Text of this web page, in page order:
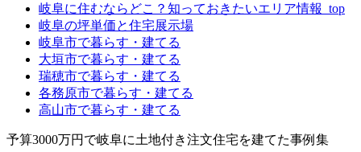
岐阜に住むならどこ？知っておきたいエリア情報_top
岐阜の坪単価と住宅展示場
岐阜市で暮らす・建てる
大垣市で暮らす・建てる
瑞穂市で暮らす・建てる
各務原市で暮らす・建てる
高山市で暮らす・建てる
予算3000万円で岐阜に土地付き注文住宅を建てた事例集